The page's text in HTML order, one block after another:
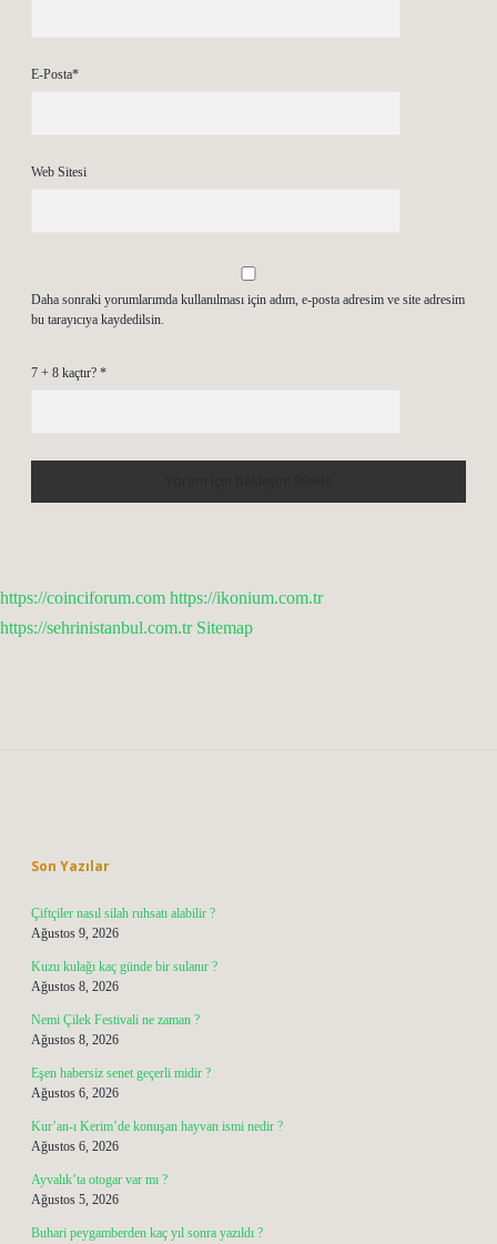
E-Posta*
Web Sitesi
Daha sonraki yorumlarımda kullanılması için adım, e-posta adresim ve site adresim
bu tarayıcıya kaydedilsin.
7 + 8 kaçtır? *
https://coinciforum.com https://ikonium.com.tr
https://sehrinistanbul.com.tr Sitemap
Son Yazılar
Çiftçiler nasıl silah ruhsatı alabilir ?
Ağustos 9, 2026
Kuzu kulağı kaç günde bir sulanır ?
Ağustos 8, 2026
Nemi Çilek Festivali ne zaman ?
Ağustos 8, 2026
Eşen habersiz senet geçerli midir ?
Ağustos 6, 2026
Kur’an-ı Kerim’de konuşan hayvan ismi nedir ?
Ağustos 6, 2026
Ayvalık’ta otogar var mı ?
Ağustos 5, 2026
Buhari peygamberden kaç yıl sonra yazıldı ?